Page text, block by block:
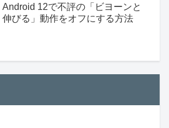
Android 12で不評の「ビヨーンと
伸びる」動作をオフにする方法